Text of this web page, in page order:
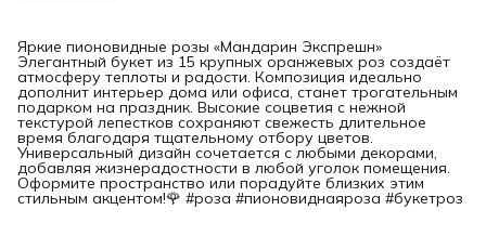
Яркие пионовидные розы «Мандарин Экспрешн»
Элегантный букет из 15 крупных оранжевых роз создаёт
атмосферу теплоты и радости. Композиция идеально
дополнит интерьер дома или офиса, станет трогательным
подарком на праздник. Высокие соцветия с нежной
текстурой лепестков сохраняют свежесть длительное
время благодаря тщательному отбору цветов.
Универсальный дизайн сочетается с любыми декорами,
добавляя жизнерадостности в любой уголок помещения.
Оформите пространство или порадуйте близких этим
стильным акцентом!🌹 #роза #пионовиднаяроза #букетроз